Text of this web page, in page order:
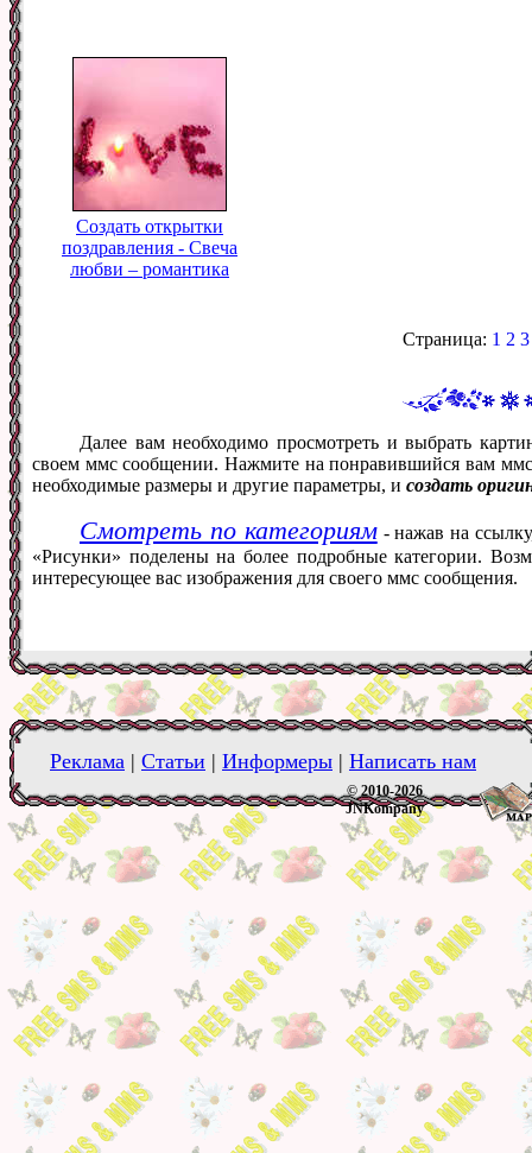
Создать открытки
поздравления - Свеча
любви – романтика
Страница: 1 2 3
Далее вам необходимо просмотреть и выбрать
своем ммс сообщении. Нажмите на понравившийся вам
необходимые размеры и другие параметры, и создать
Смотреть по категориям- нажав на
«Рисунки» поделены на более подробные категории.
интересующее вас изображения для своего ммс сообщения.
Реклама | Статьи | Информеры | Написать нам
© 2010-2026
JNKompany